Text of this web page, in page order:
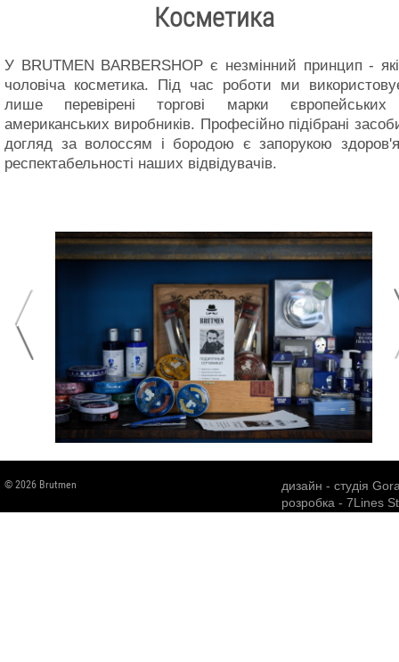
Косметика
У BRUTMEN BARBERSHOP є незмінний принцип -
чоловіча косметика. Під час роботи ми
лише перевірені торгові марки
американських виробників. Професійно підібрані
догляд за волоссям і бородою є запорукою
респектабельності наших відвідувачів.
© 2026 Brutmen дизайн - студія
розробка - 7Lines